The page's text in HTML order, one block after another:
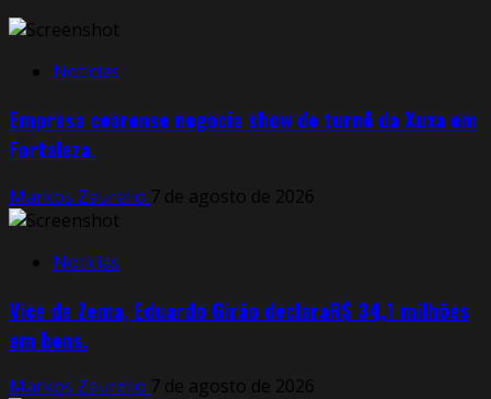
Notícias
Empresa cearense negocia show de turnê da Xuxa em
Fortaleza.
Markos Zaurelio 7 de agosto de 2026
Notícias
Vice de Zema, Eduardo Girão declaraR$ 34,1 milhões
em bens.
Markos Zaurelio 7 de agosto de 2026